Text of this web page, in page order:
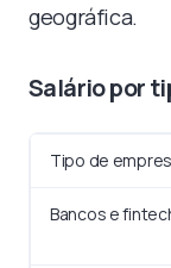
geográfica.
Salário por
Tipo de
Bancos e